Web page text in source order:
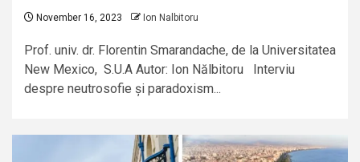
November 16, 2023 Ion Nalbitoru
Prof. univ. dr. Florentin Smarandache, de la Universitatea
New Mexico, S.U.A Autor: Ion Nălbitoru Interviu
despre neutrosofie și paradoxism...